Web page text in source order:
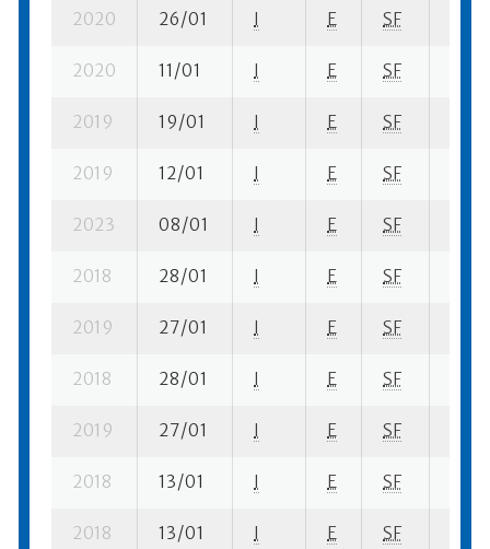
2020 26/01 I E SF
2020 11/01 I E SF
2019 19/01 I E SF
2019 12/01 I E SF
2023 08/01 I E SF
2018 28/01 I E SF
2019 27/01 I E SF
2018 28/01 I E SF
2019 27/01 I E SF
2018 13/01 I E SF
2018 13/01 I E SF